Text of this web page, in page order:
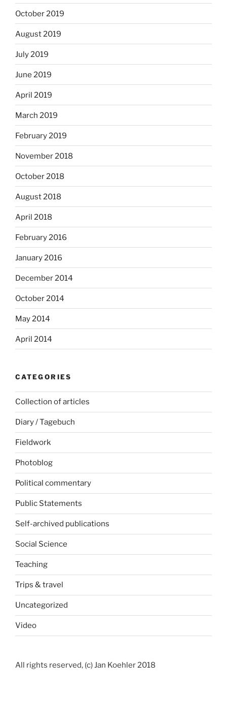
October 2019
August 2019
July 2019
June 2019
April 2019
March 2019
February 2019
November 2018
October 2018
August 2018
April 2018
February 2016
January 2016
December 2014
October 2014
May 2014
April 2014
CATEGORIES
Collection of articles
Diary / Tagebuch
Fieldwork
Photoblog
Political commentary
Public Statements
Self-archived publications
Social Science
Teaching
Trips & travel
Uncategorized
Video
All rights reserved, (c) Jan Koehler 2018